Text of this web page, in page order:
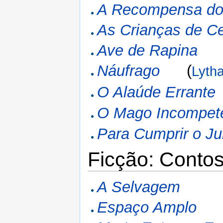
A Recompensa
As Crianças de
Ave de Rapina
Náufrago (
O Alaúde Errante
O Mago
Para Cumprir o
Ficção:
A Selvagem
Espaço Amplo